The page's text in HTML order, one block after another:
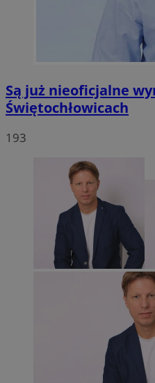
Są już nieoficjalne
Świętochłowicach
193